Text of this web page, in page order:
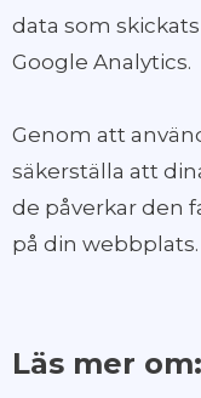
data som
Google Analytics.
Genom att
säkerställa att
de påverkar den
på din webbplats.
Läs mer om: